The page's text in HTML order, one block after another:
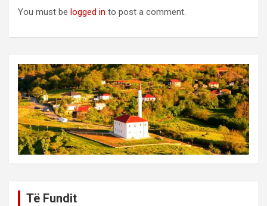
You must be logged in to post a comment.
Të Fundit